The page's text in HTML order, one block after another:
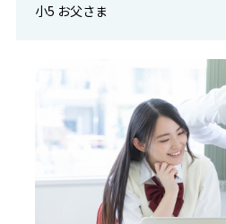
小5 お父さま